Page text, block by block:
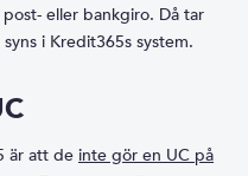
eller bankgiro. Då tar
i Kredit365s system.
är att de inte gör en UC på